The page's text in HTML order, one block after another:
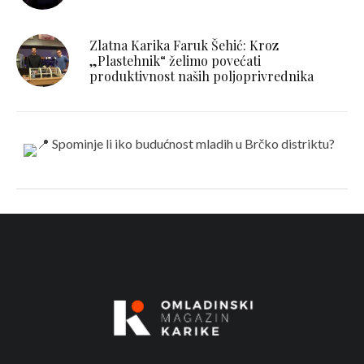
Zlatna Karika Faruk Šehić: Kroz
„Plastehnik“ želimo povećati
produktivnost naših poljoprivrednika